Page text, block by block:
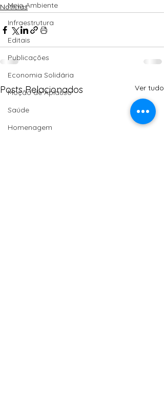
Meio Ambiente
Infraestrutura
Editais
Publicações
Economia Solidária
Moção de Aplauso
Saúde
Homenagem
Notícias
Posts Relacionados Ver tudo